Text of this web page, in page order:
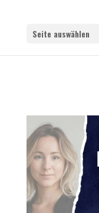
Seite auswählen